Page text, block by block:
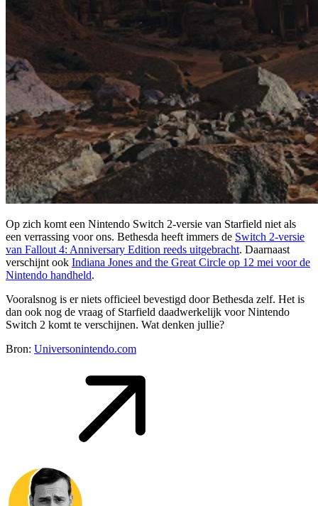
Op zich komt een Nintendo Switch 2-versie van Starfield niet als
een verrassing voor ons. Bethesda heeft immers de Switch 2-versie
van Fallout 4: Anniversary Edition reeds uitgebracht. Daarnaast
verschijnt ook Indiana Jones and the Great Circle op 12 mei voor de
Nintendo handheld.
Vooralsnog is er niets officieel bevestigd door Bethesda zelf. Het is
dan ook nog de vraag of Starfield daadwerkelijk voor Nintendo
Switch 2 komt te verschijnen. Wat denken jullie?
Bron: Universonintendo.com